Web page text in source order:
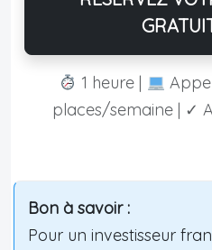
1 heure |
places/semaine | ✓
Bon à savoir :
Pour un investisseur